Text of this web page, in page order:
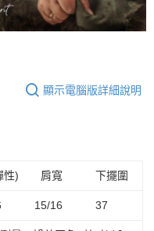
顯示電腦版詳細說明
性) 肩寬 下擺圍
36 15/16 37